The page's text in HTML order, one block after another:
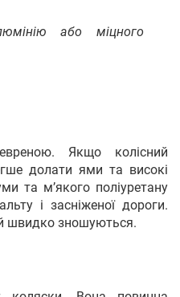
або міцного
Якщо колісний
долати ями та високі
та м’якого поліуретану
і засніженої дороги.
й швидко зношуються.